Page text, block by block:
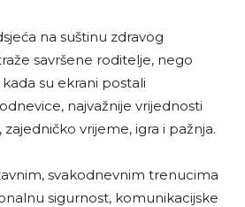
na suštinu zdravog
savršene roditelje, nego
su ekrani postali
najvažnije vrijednosti
zajedničko vrijeme, igra i pažnja.
svakodnevnim trenucima
sigurnost, komunikacijske